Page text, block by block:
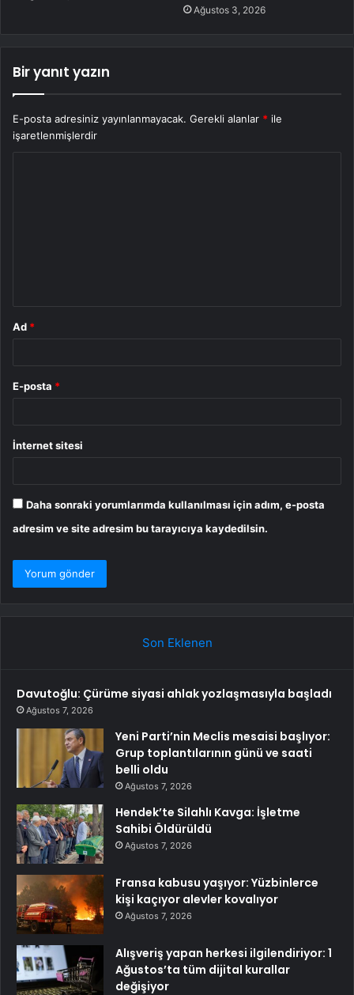
Ağustos 3, 2026
Bir yanıt yazın
E-posta adresiniz yayınlanmayacak. Gerekli alanlar * ile
işaretlenmişlerdir
Ad *
E-posta *
İnternet sitesi
Daha sonraki yorumlarımda kullanılması için adım, e-posta
adresim ve site adresim bu tarayıcıya kaydedilsin.
Son Eklenen
Davutoğlu: Çürüme siyasi ahlak yozlaşmasıyla başladı
Ağustos 7, 2026
Yeni Parti’nin Meclis mesaisi başlıyor:
Grup toplantılarının günü ve saati
belli oldu
Ağustos 7, 2026
Hendek’te Silahlı Kavga: İşletme
Sahibi Öldürüldü
Ağustos 7, 2026
Fransa kabusu yaşıyor: Yüzbinlerce
kişi kaçıyor alevler kovalıyor
Ağustos 7, 2026
Alışveriş yapan herkesi ilgilendiriyor: 1
Ağustos’ta tüm dijital kurallar
değişiyor